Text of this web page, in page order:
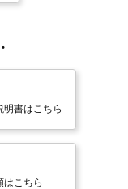
明書はこちら
はこちら